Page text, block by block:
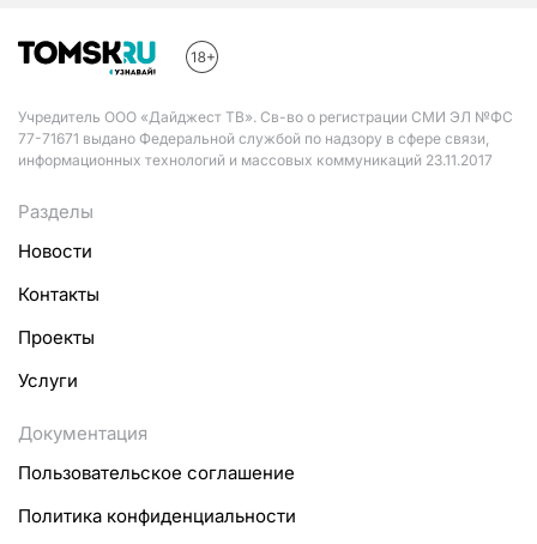
Учредитель ООО «Дайджест ТВ». Св-во о регистрации СМИ ЭЛ №ФС
77-71671 выдано Федеральной службой по надзору в сфере связи,
информационных технологий и массовых коммуникаций 23.11.2017
Разделы
Новости
Контакты
Проекты
Услуги
Документация
Пользовательское соглашение
Политика конфиденциальности